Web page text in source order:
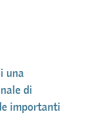
una
di
importanti